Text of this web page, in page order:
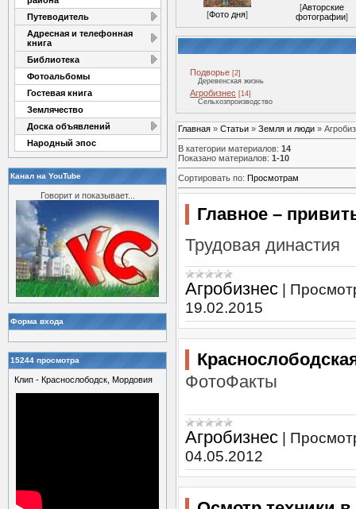
Путеводитель
Адресная и телефонная
книга
Библиотека
Фотоальбомы
Гостевая книга
Землячество
Доска объявлений
Народный эпос
Канал на YouTube
Говорит и показывает...
Форма входа
15244 просмотра
Клип - Краснослободск, Мордовия
[Фото дня]
[Авторские
фотографии]
Подворье [2]
Деревенская жизнь
Агробизнес [14]
Сельхозпроизводство
Главная » Статьи » Земля и люди »
В категории материалов: 14
Показано материалов: 1-10
Сортировать по: Просмотрам
Главное –
Трудовая династия
Агробизнес
19.02.2015
ФотоФакты
Агробизнес
04.05.2012